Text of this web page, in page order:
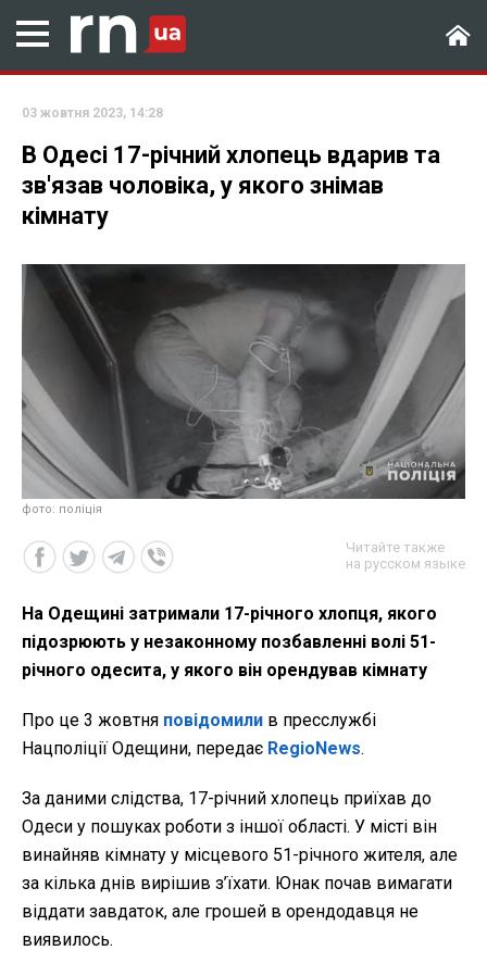
03 жовтня 2023, 14:28
В Одесі 17-річний хлопець вдарив та
зв'язав чоловіка, у якого знімав
кімнату
фото: поліція
Читайте также
на русском языке
На Одещині затримали 17-річного хлопця, якого
підозрюють у незаконному позбавленні волі 51-
річного одесита, у якого він орендував кімнату
Про це 3 жовтня повідомили в пресслужбі
Нацполіції Одещини, передає RegioNews.
За даними слідства, 17-річний хлопець приїхав до
Одеси у пошуках роботи з іншої області. У місті він
винайняв кімнату у місцевого 51-річного жителя, але
за кілька днів вирішив з’їхати. Юнак почав вимагати
віддати завдаток, але грошей в орендодавця не
виявилось.